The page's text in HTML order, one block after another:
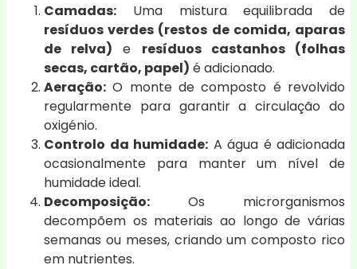
Camadas: Uma mistura equilibrada de
resíduos verdes (restos de comida, aparas
de relva) e resíduos castanhos (folhas
secas, cartão, papel) é adicionado.
Aeração: O monte de composto é revolvido
regularmente para garantir a circulação do
oxigénio.
Controlo da humidade: A água é adicionada
ocasionalmente para manter um nível de
humidade ideal.
Decomposição: Os microrganismos
decompõem os materiais ao longo de várias
semanas ou meses, criando um composto rico
em nutrientes.